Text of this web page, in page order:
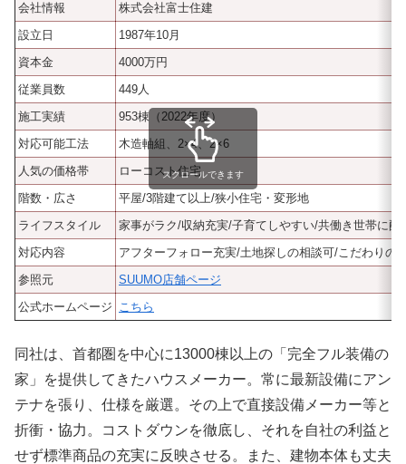
会社情報
株式会社富士住建
設立日
1987年10月
資本金
4000万円
従業員数
449人
施工実績
953棟（2022年度）
対応可能工法
木造軸組、2×4、2×6
人気の価格帯
ローコスト住宅
階数・広さ
平屋/3階建て以上/狭小住宅・変形地
ライフスタイル
家事がラク/収納充実/子育てしやすい/共働き世帯に
対応内容
アフターフォロー充実/土地探しの相談可/こだわりの
参照元
SUUMO店舗ページ
公式ホームページ こちら
スクロールできます
同社は、首都圏を中心に13000棟以上の「完全フル装備の
家」を提供してきたハウスメーカー。常に最新設備にアン
テナを張り、仕様を厳選。その上で直接設備メーカー等と
折衝・協力。コストダウンを徹底し、それを自社の利益と
せず標準商品の充実に反映させる。また、建物本体も丈夫